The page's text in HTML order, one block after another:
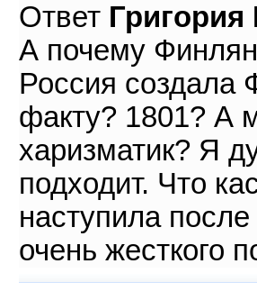
Ответ
А почему
Россия создала
факту? 1801? А
харизматик? Я
подходит. Что
наступила
очень жесткого